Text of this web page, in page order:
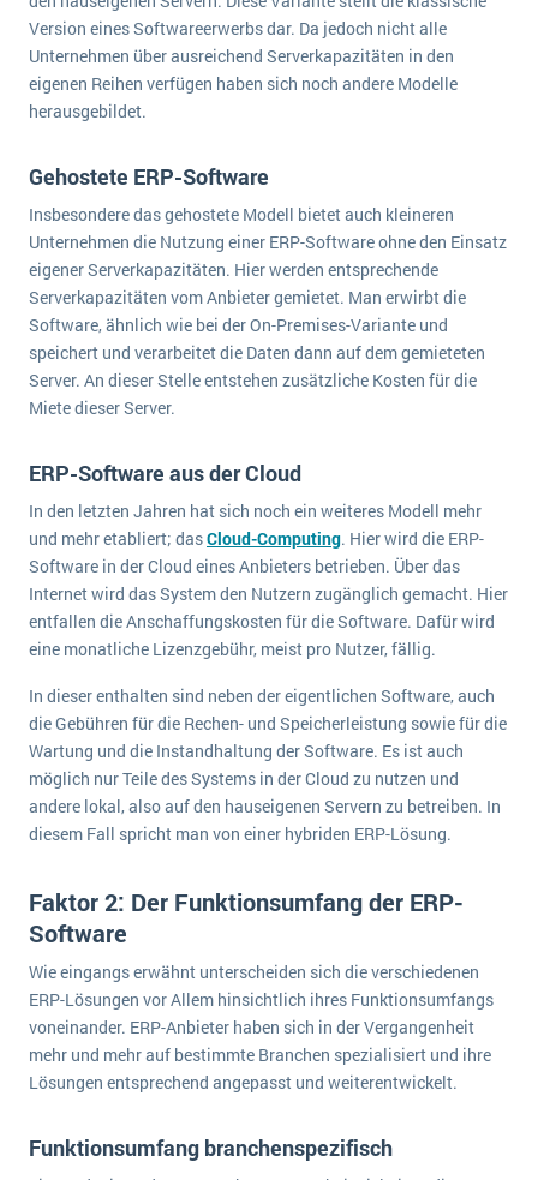
Version eines Softwareerwerbs dar. Da jedoch nicht alle
Unternehmen über ausreichend Serverkapazitäten in den
eigenen Reihen verfügen haben sich noch andere Modelle
herausgebildet.
Gehostete ERP-Software
Insbesondere das gehostete Modell bietet auch kleineren
Unternehmen die Nutzung einer ERP-Software ohne den Einsatz
eigener Serverkapazitäten. Hier werden entsprechende
Serverkapazitäten vom Anbieter gemietet. Man erwirbt die
Software, ähnlich wie bei der On-Premises-Variante und
speichert und verarbeitet die Daten dann auf dem gemieteten
Server. An dieser Stelle entstehen zusätzliche Kosten für die
Miete dieser Server.
ERP-Software aus der Cloud
In den letzten Jahren hat sich noch ein weiteres Modell mehr
und mehr etabliert; dasCloud-Computing. Hier wird die ERP-
Software in der Cloud eines Anbieters betrieben. Über das
Internet wird das System den Nutzern zugänglich gemacht. Hier
entfallen die Anschaffungskosten für die Software. Dafür wird
eine monatliche Lizenzgebühr, meist pro Nutzer, fällig.
In dieser enthalten sind neben der eigentlichen Software, auch
die Gebühren für die Rechen- und Speicherleistung sowie für die
Wartung und die Instandhaltung der Software. Es ist auch
möglich nur Teile des Systems in der Cloud zu nutzen und
andere lokal, also auf den hauseigenen Servern zu betreiben. In
diesem Fall spricht man von einer hybriden ERP-Lösung.
Faktor 2: Der Funktionsumfang der ERP-
Software
Wie eingangs erwähnt unterscheiden sich die verschiedenen
ERP-Lösungen vor Allem hinsichtlich ihres Funktionsumfangs
voneinander. ERP-Anbieter haben sich in der Vergangenheit
mehr und mehr auf bestimmte Branchen spezialisiert und ihre
Lösungen entsprechend angepasst und weiterentwickelt.
Funktionsumfang branchenspezifisch